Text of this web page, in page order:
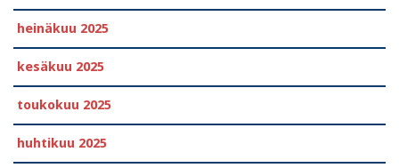
heinäkuu 2025
kesäkuu 2025
toukokuu 2025
huhtikuu 2025